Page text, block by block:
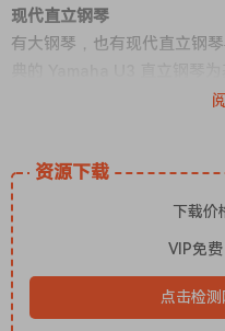
现代直立钢琴
有大钢琴，也有现代直立钢
快，几乎适用于任何作品。
的柔和爵士乐到声音前卫的
声——使其具有几乎无限的声
切需求定制琴键，所有这一
成。
电钢琴
感受电压从您的手指间流过
特性 – 原声锤、直接线路输
资源下载
下载价
VIP免费
点击检